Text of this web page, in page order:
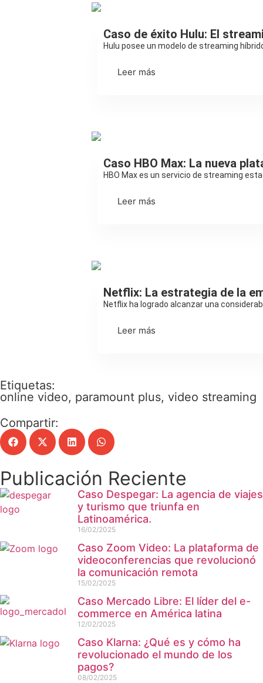
Caso de éxito Hulu: El
Hulu posee un modelo de streaming
Leer más
Caso HBO Max: La nueva
HBO Max es un servicio de streaming
Leer más
Netflix: La estrategia de la
Netflix ha logrado alcanzar una
Leer más
Etiquetas:
online video, paramount plus, video streaming
Compartir:
Publicación Reciente
Caso Despegar: La agencia de viajes
y turismo que triunfa en
Latinoamérica.
16/02/2025
Caso Zoom Video: La plataforma de
videoconferencias que revolucionó
la comunicación remota
15/02/2025
Caso Mercado Libre: El líder del e-
commerce en América latina
12/02/2025
Caso Klarna: ¿Qué es y cómo ha
revolucionado el mundo de los
pagos?
08/02/2025